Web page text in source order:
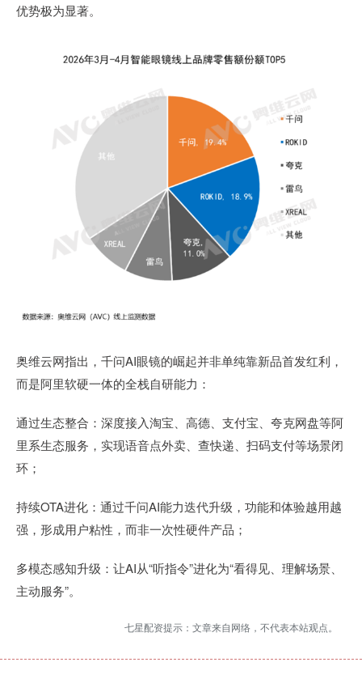
优势极为显著。
奥维云网指出，千问AI眼镜的崛起并非单纯靠新品首发红利，
而是阿里软硬一体的全栈自研能力：
通过生态整合：深度接入淘宝、高德、支付宝、夸克网盘等阿
里系生态服务，实现语音点外卖、查快递、扫码支付等场景闭
环；
持续OTA进化：通过千问AI能力迭代升级，功能和体验越用越
强，形成用户粘性，而非一次性硬件产品；
多模态感知升级：让AI从“听指令”进化为“看得见、理解场景、
主动服务”。
七星配资提示：文章来自网络，不代表本站观点。